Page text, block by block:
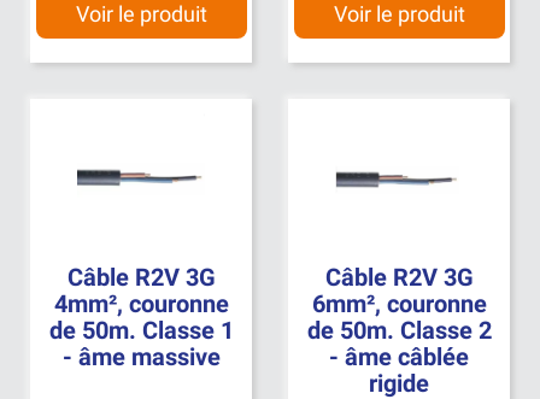
Voir le produit Voir le produit
Câble R2V 3G
4mm², couronne
de 50m. Classe 1
- âme massive
Câble R2V 3G
6mm², couronne
de 50m. Classe 2
- âme câblée
rigide